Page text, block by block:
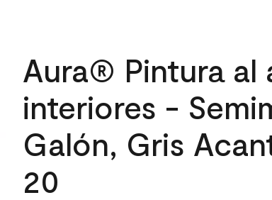
Aura® Pintura al
interiores -
Galón, Gris
20